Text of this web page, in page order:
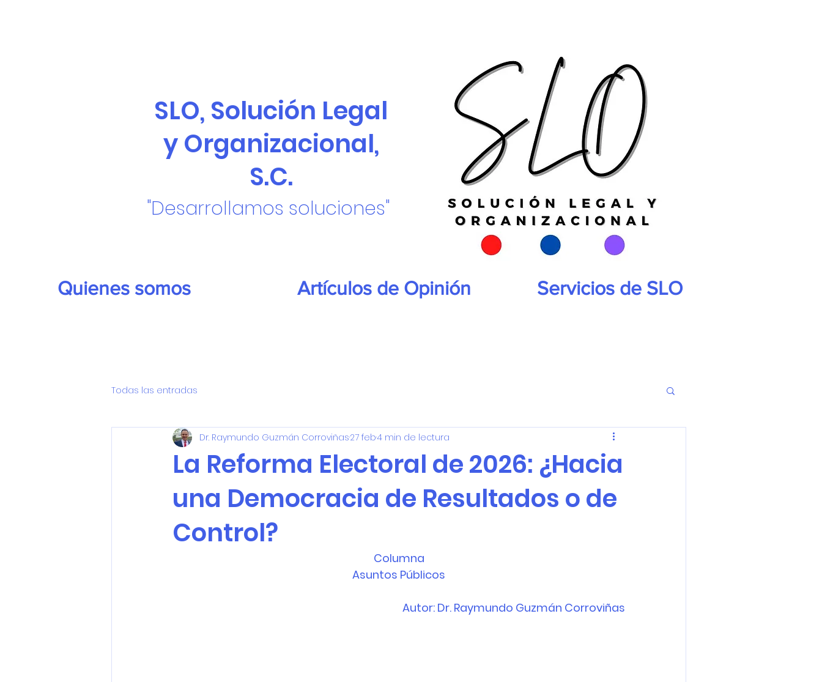
SLO, Solución Legal
y Organizacional,
S.C.
"Desarrollamos soluciones"
Servicios de SLO
Artículos de Opinión
Quienes somos
Todas las entradas
La Reforma Electoral de 2026: ¿Hacia
una Democracia de Resultados o de
Control?
Dr. Raymundo Guzmán Corroviñas27 feb4 min de lectura
Columna
Asuntos Públicos
Autor: Dr. Raymundo Guzmán Corroviñas